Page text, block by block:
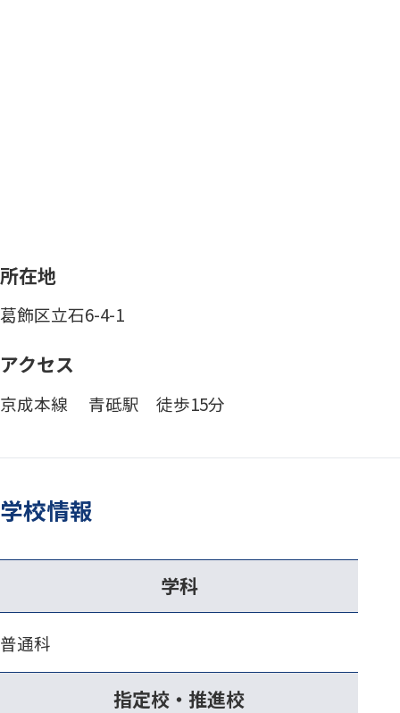
所在地
葛飾区立石6-4-1
アクセス
京成本線 青砥駅 徒歩15分
学校情報
学科
普通科
指定校・推進校